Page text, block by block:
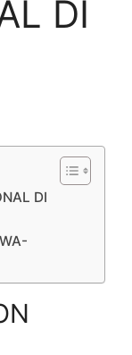
DI
DI